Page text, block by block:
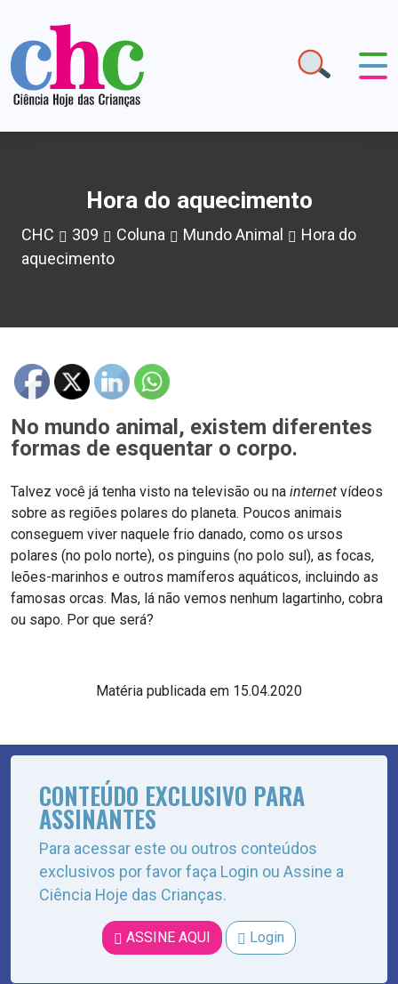
Hora do aquecimento
CHC 309 Coluna Mundo Animal
Hora do
aquecimento
No mundo animal, existem diferentes
formas de esquentar o corpo.
Talvez você já tenha visto na televisão ou na internet vídeos
sobre as regiões polares do planeta. Poucos animais
conseguem viver naquele frio danado, como os ursos
polares (no polo norte), os pinguins (no polo sul), as focas,
leões-marinhos e outros mamíferos aquáticos, incluindo as
famosas orcas. Mas, lá não vemos nenhum lagartinho, cobra
ou sapo. Por que será?
Matéria publicada em 15.04.2020
CONTEÚDO EXCLUSIVO PARA
ASSINANTES
Para acessar este ou outros conteúdos
exclusivos por favor faça Login ou Assine a
Ciência Hoje das Crianças.
ASSINE AQUI Login